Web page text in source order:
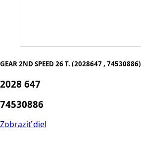
GEAR 2ND SPEED 26 T. (2028647 , 74530886)
2028 647
74530886
Zobraziť diel